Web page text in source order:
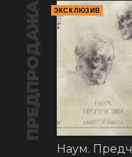
ПРЕДПРОДАЖА ЭКСКЛЮЗИВ